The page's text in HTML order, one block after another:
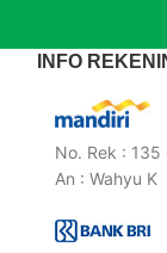
INFO
No. Rek :
An : Wahyu K